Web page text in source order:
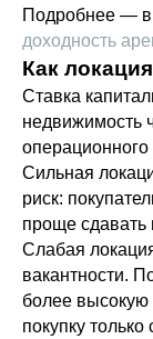
Подробнее — в
доходность
Как
Ставка
недвижимость
операционного
Сильная
риск:
проще сдавать
Слабая
вакантности.
более высокую
покупку только